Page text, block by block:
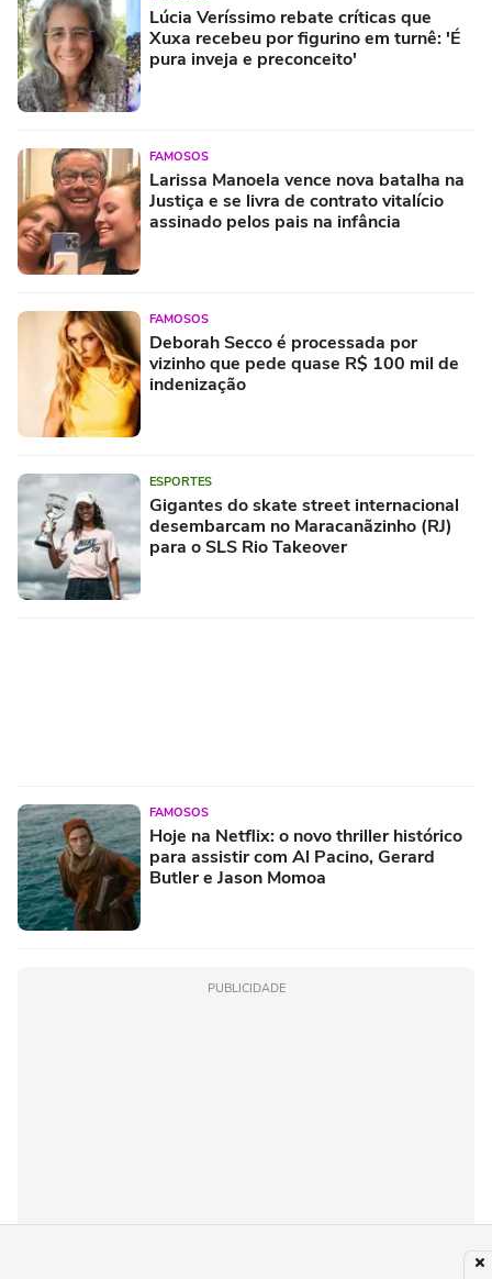
Lúcia Veríssimo rebate críticas que
Xuxa recebeu por figurino em turnê: 'É
pura inveja e preconceito'
FAMOSOS
Larissa Manoela vence nova batalha na
Justiça e se livra de contrato vitalício
assinado pelos pais na infância
FAMOSOS
Deborah Secco é processada por
vizinho que pede quase R$ 100 mil de
indenização
ESPORTES
Gigantes do skate street internacional
desembarcam no Maracanãzinho (RJ)
para o SLS Rio Takeover
FAMOSOS
Hoje na Netflix: o novo thriller histórico
para assistir com Al Pacino, Gerard
Butler e Jason Momoa
PUBLICIDADE